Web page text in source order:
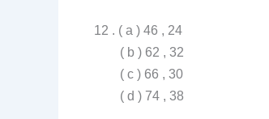
12 . ( a ) 46 , 24
( b ) 62 , 32
( c ) 66 , 30
( d ) 74 , 38